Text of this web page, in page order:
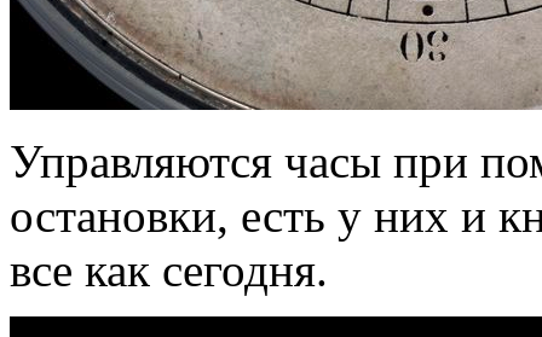
Управляются часы при
остановки, есть у них и
все как сегодня.